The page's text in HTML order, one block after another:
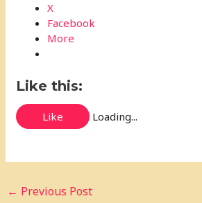
X
Facebook
More
Like this:
Like Loading...
← Previous Post